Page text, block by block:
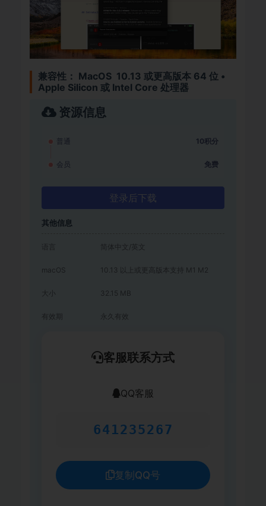
兼容性： MacOS 10.13 或更高版本 64 位 •
Apple Silicon 或 Intel Core 处理器
资源信息
普通 10积分
会员 免费
登录后下载
其他信息
语言 简体中文/英文
macOS 10.13 以上或更高版本支持 M1 M2
大小 32.15 MB
有效期 永久有效
客服联系方式
QQ客服
641235267
复制QQ号